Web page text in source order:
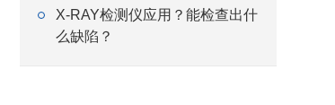
X-RAY检测仪应用？能检查出什
么缺陷？